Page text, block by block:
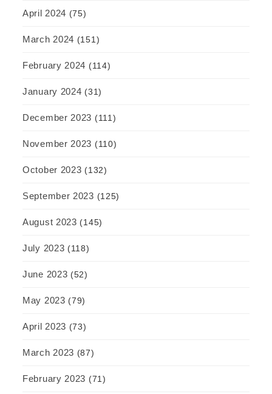
April 2024 (75)
March 2024 (151)
February 2024 (114)
January 2024 (31)
December 2023 (111)
November 2023 (110)
October 2023 (132)
September 2023 (125)
August 2023 (145)
July 2023 (118)
June 2023 (52)
May 2023 (79)
April 2023 (73)
March 2023 (87)
February 2023 (71)